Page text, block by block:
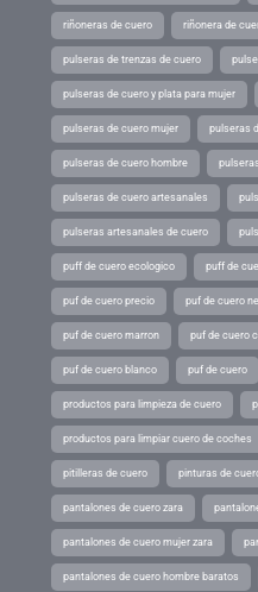
riñoneras de cuero riñonera de
pulseras de trenzas de cuero
pulseras de cuero y plata para mujer
pulseras de cuero mujer pulseras
pulseras de cuero hombre
pulseras de cuero artesanales
pulseras artesanales de cuero
puff de cuero ecologico puff de
puf de cuero precio puf de cuero
puf de cuero marron puf de cuero
puf de cuero blanco puf de cuero
productos para limpieza de cuero
productos para limpiar cuero de coches
pitilleras de cuero pinturas de
pantalones de cuero zara
pantalones de cuero mujer zara
pantalones de cuero hombre baratos